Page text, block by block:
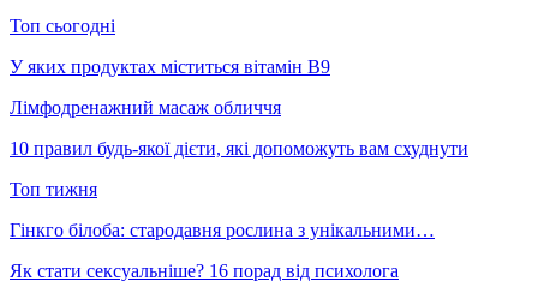
Топ сьогодні
У яких продуктах міститься вітамін В9
Лімфодренажний масаж обличчя
10 правил будь-якої дієти, які допоможуть вам схуднути
Топ тижня
Гінкго білоба: стародавня рослина з унікальними…
Як стати сексуальніше? 16 порад від психолога